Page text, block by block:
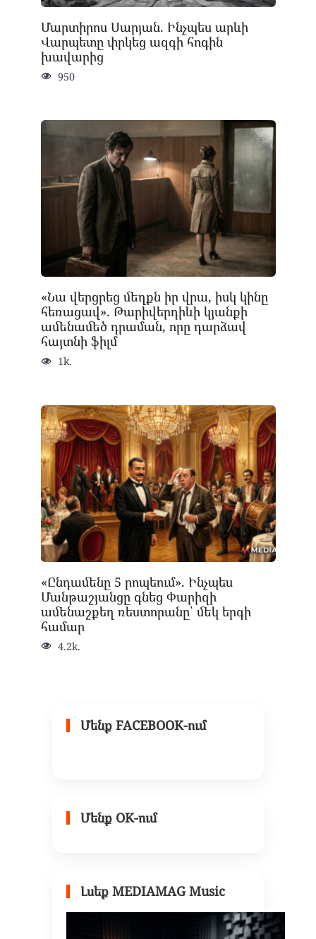
Մարտիրոս Սարյան. Ինչպես արևի
Վարպետը փրկեց ազգի հոգին
խավարից
950
«Նա վերցրեց մեղքն իր վրա, իսկ կինը
հեռացավ». Թարիվերդիևի կյանքի
ամենամեծ դրաման, որը դարձավ
հայտնի ֆիլմ
1k.
«Ընդամենը 5 րոպեում». Ինչպես
Մանթաշյանցը գնեց Փարիզի
ամենաշքեղ ռեստորանը՝ մեկ երգի
համար
4.2k.
Մենք FACEBOOK-ում
Մենք OK-ում
Լսեք MEDIAMAG Music